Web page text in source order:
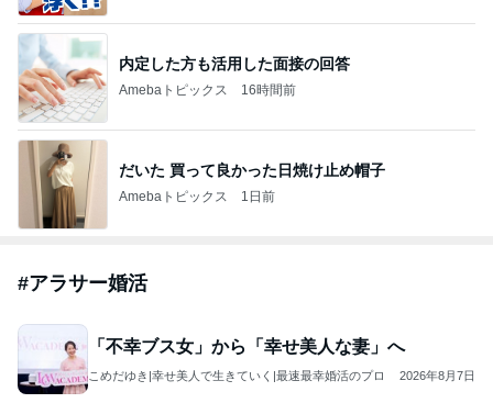
内定した方も活用した面接の回答
Amebaトピックス 16時間前
だいた 買って良かった日焼け止め帽子
Amebaトピックス 1日前
#アラサー婚活
「不幸ブス女」から「幸せ美人な妻」へ
こめだゆき|幸せ美人で生きていく|最速最幸婚活のプロ 2026年8月7日